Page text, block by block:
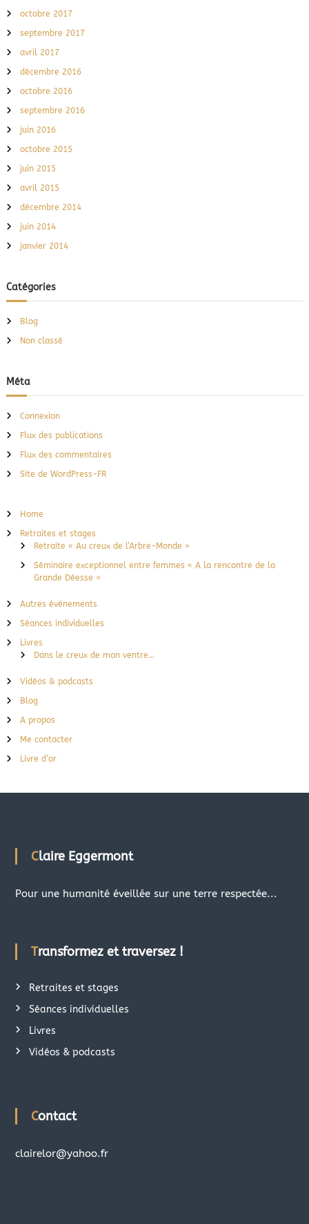
octobre 2017
septembre 2017
avril 2017
décembre 2016
octobre 2016
septembre 2016
juin 2016
octobre 2015
juin 2015
avril 2015
décembre 2014
juin 2014
janvier 2014
Catégories
Blog
Non classé
Méta
Connexion
Flux des publications
Flux des commentaires
Site de WordPress-FR
Home
Retraites et stages
Retraite « Au creux de l’Arbre-Monde »
Séminaire exceptionnel entre femmes « A la rencontre de la
Grande Déesse »
Autres événements
Séances individuelles
Livres
Dans le creux de mon ventre…
Vidéos & podcasts
Blog
A propos
Me contacter
Livre d’or
Claire Eggermont
Pour une humanité éveillée sur une terre respectée...
Transformez et traversez !
Retraites et stages
Séances individuelles
Livres
Vidéos & podcasts
Contact
clairelor@yahoo.fr